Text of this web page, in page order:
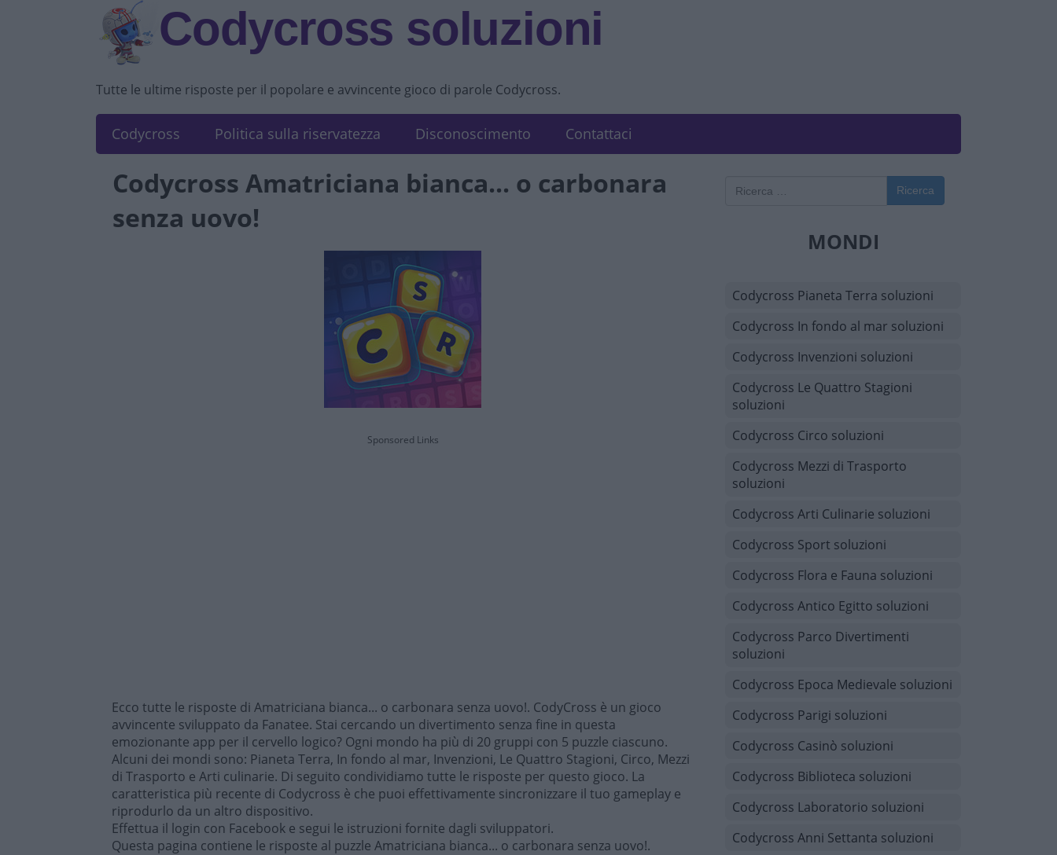
Codycross soluzioni
Tutte le ultime risposte per il popolare e avvincente gioco di parole Codycross.
Codycross Politica sulla riservatezza Disconoscimento Contattaci
Codycross Amatriciana bianca... o carbonara
senza uovo!
Sponsored Links
Ecco tutte le risposte di Amatriciana bianca... o carbonara senza uovo!. CodyCross è un gioco
avvincente sviluppato da Fanatee. Stai cercando un divertimento senza fine in questa
emozionante app per il cervello logico? Ogni mondo ha più di 20 gruppi con 5 puzzle ciascuno.
Alcuni dei mondi sono: Pianeta Terra, In fondo al mar, Invenzioni, Le Quattro Stagioni, Circo, Mezzi
di Trasporto e Arti culinarie. Di seguito condividiamo tutte le risposte per questo gioco. La
caratteristica più recente di Codycross è che puoi effettivamente sincronizzare il tuo gameplay e
riprodurlo da un altro dispositivo.
Effettua il login con Facebook e segui le istruzioni fornite dagli sviluppatori.
Questa pagina contiene le risposte al puzzle Amatriciana bianca... o carbonara senza uovo!.
Ricerca
MONDI
Codycross Pianeta Terra soluzioni
Codycross In fondo al mar soluzioni
Codycross Invenzioni soluzioni
Codycross Le Quattro Stagioni
soluzioni
Codycross Circo soluzioni
Codycross Mezzi di Trasporto
soluzioni
Codycross Arti Culinarie soluzioni
Codycross Sport soluzioni
Codycross Flora e Fauna soluzioni
Codycross Antico Egitto soluzioni
Codycross Parco Divertimenti
soluzioni
Codycross Epoca Medievale soluzioni
Codycross Parigi soluzioni
Codycross Casinò soluzioni
Codycross Biblioteca soluzioni
Codycross Laboratorio soluzioni
Codycross Anni Settanta soluzioni